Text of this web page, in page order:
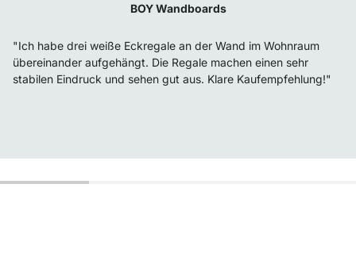
BOY Wandboards
"Ich habe drei weiße Eckregale an der Wand im Wohnraum
übereinander aufgehängt. Die Regale machen einen sehr
stabilen Eindruck und sehen gut aus. Klare Kaufempfehlung!"